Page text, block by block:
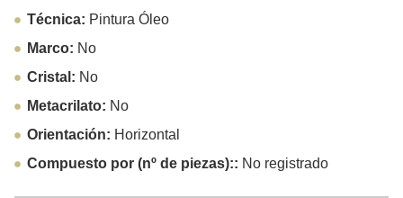
Técnica: Pintura Óleo
Marco: No
Cristal: No
Metacrilato: No
Orientación: Horizontal
Compuesto por (nº de piezas):: No registrado